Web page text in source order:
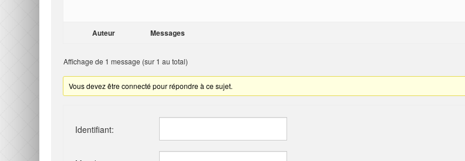
Auteur Messages
Affichage de 1 message (sur 1 au total)
Vous devez être connecté pour répondre à ce sujet.
Identifiant: